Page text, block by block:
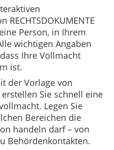
Person, in Ihrem
wichtigen Angaben
Ihre Vollmacht
ist.
der Vorlage von
erstellen Sie schnell eine
Legen Sie
Bereichen die
handeln darf – von
Behördenkontakten.